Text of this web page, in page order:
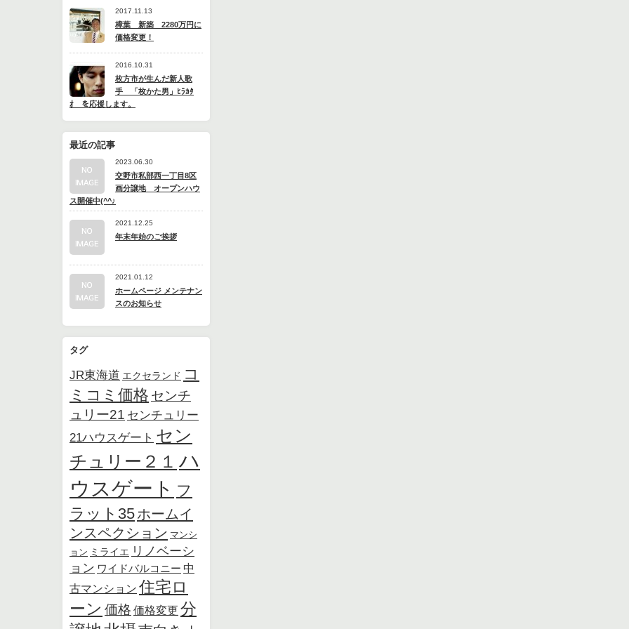
2017.11.13
樟葉 新築 2280万円に
価格変更！
2016.10.31
枚方市が生んだ新人歌
手 「枚かた男」ﾋﾗｶﾀ
ｵ を応援します。
最近の記事
2023.06.30
交野市私部西一丁目8区
画分譲地 オープンハウ
ス開催中(^^♪
2021.12.25
年末年始のご挨拶
2021.01.12
ホームページ メンテナン
スのお知らせ
タグ
JR東海道 エクセランド コ
ミコミ価格 センチ
ュリー21 センチュリー
21ハウスゲート セン
チュリー２１ ハ
ウスゲート フ
ラット35ホームイ
ンスペクション マンシ
ョン ミライエ リノベーシ
ョン ワイドバルコニー 中
古マンション 住宅ロ
ーン 価格 価格変更 分